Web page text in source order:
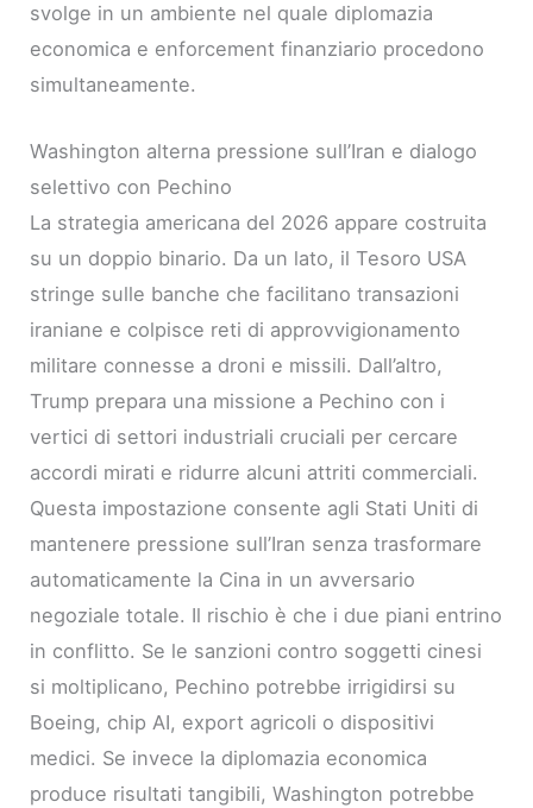
svolge in un ambiente nel quale diplomazia
economica e enforcement finanziario procedono
simultaneamente.
Washington alterna pressione sull’Iran e dialogo
selettivo con Pechino
La strategia americana del 2026 appare costruita
su un doppio binario. Da un lato, il Tesoro USA
stringe sulle banche che facilitano transazioni
iraniane e colpisce reti di approvvigionamento
militare connesse a droni e missili. Dall’altro,
Trump prepara una missione a Pechino con i
vertici di settori industriali cruciali per cercare
accordi mirati e ridurre alcuni attriti commerciali.
Questa impostazione consente agli Stati Uniti di
mantenere pressione sull’Iran senza trasformare
automaticamente la Cina in un avversario
negoziale totale. Il rischio è che i due piani entrino
in conflitto. Se le sanzioni contro soggetti cinesi
si moltiplicano, Pechino potrebbe irrigidirsi su
Boeing, chip AI, export agricoli o dispositivi
medici. Se invece la diplomazia economica
produce risultati tangibili, Washington potrebbe